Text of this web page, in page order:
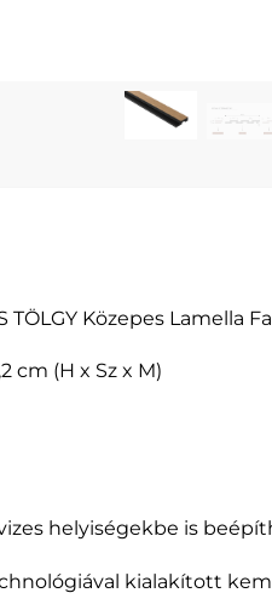
TÖLGY Közepes Lamella
cm (H x Sz x M)
helyiségekbe is
kialakított